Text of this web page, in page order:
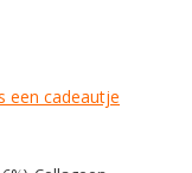
een cadeautje